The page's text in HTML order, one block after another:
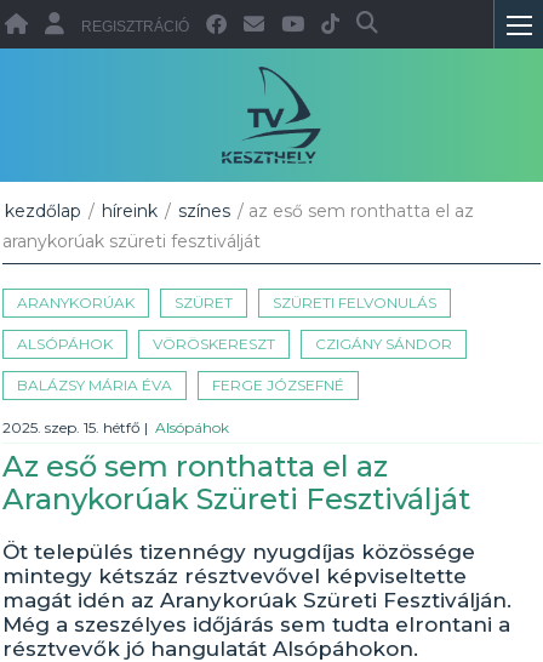
REGISZTRÁCIÓ
kezdőlap / híreink / színes / az eső sem ronthatta el az
aranykorúak szüreti fesztiválját
ARANYKORÚAK SZÜRET SZÜRETI FELVONULÁS
ALSÓPÁHOK VÖRÖSKERESZT CZIGÁNY SÁNDOR
BALÁZSY MÁRIA ÉVA FERGE JÓZSEFNÉ
2025. szep. 15. hétfő | Alsópáhok
Az eső sem ronthatta el az
Aranykorúak Szüreti Fesztiválját
Öt település tizennégy nyugdíjas közössége
mintegy kétszáz résztvevővel képviseltette
magát idén az Aranykorúak Szüreti Fesztiválján.
Még a szeszélyes időjárás sem tudta elrontani a
résztvevők jó hangulatát Alsópáhokon.